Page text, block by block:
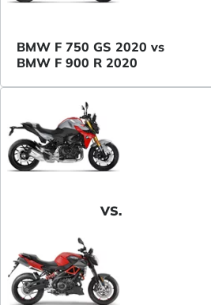
BMW F 750 GS 2020 vs
BMW F 900 R 2020
VS.